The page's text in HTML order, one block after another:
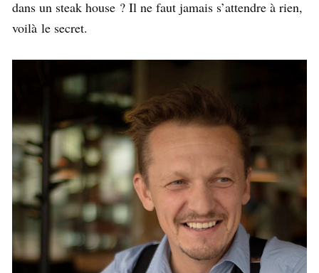
dans un steak house ? Il ne faut jamais s’attendre à rien,
voilà le secret.